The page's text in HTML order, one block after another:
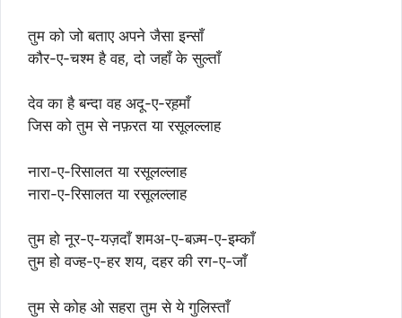
तुम को जो बताए अपने जैसा इन्साँ
कौर-ए-चश्म है वह, दो जहाँ के सुल्ताँ
देव का है बन्दा वह अदू-ए-रह़माँ
जिस को तुम से नफ़रत या रसूलल्लाह
नारा-ए-रिसालत या रसूलल्लाह
नारा-ए-रिसालत या रसूलल्लाह
तुम हो नूर-ए-यज़दाँ शमअ-ए-बज़्म-ए-इम्काँ
तुम हो वज्ह-ए-हर शय, दहर की रग-ए-जाँ
तुम से कोह ओ सहरा तुम से ये गुलिस्ताँ